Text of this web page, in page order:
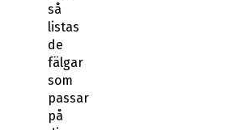
så
listas
de
fälgar
som
passar
på